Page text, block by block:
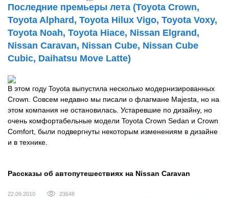
Последние премьеры лета (Toyota Crown,
Toyota Alphard, Toyota Hilux Vigo, Toyota Voxy,
Toyota Noah, Toyota Hiace, Nissan Elgrand,
Nissan Caravan, Nissan Cube, Nissan Cube
Cubic, Daihatsu Move Latte)
В этом году Toyota выпустила несколько модернизированных
Crown. Совсем недавно мы писали о флагмане Majesta, но на
этом компания не остановилась. Устаревшие по дизайну, но
очень комфортабельные модели Toyota Crown Sedan и Crown
Comfort, были подвергнуты некоторым изменениям в дизайне
и в технике.
Рассказы об автопутешествиях на Nissan Caravan
22.09.2010 23648